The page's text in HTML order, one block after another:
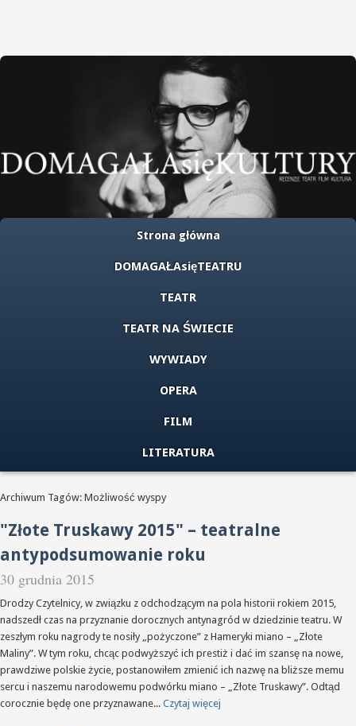
Strona główna
DOMAGAŁAsięTEATRU
TEATR
TEATR NA ŚWIECIE
WYWIADY
OPERA
FILM
LITERATURA
Archiwum Tagów: Możliwość wyspy
"Złote Truskawy 2015" – teatralne
antypodsumowanie roku
30 grudnia 2015
Drodzy Czytelnicy, w związku z odchodzącym na pola historii rokiem 2015,
nadszedł czas na przyznanie dorocznych antynagród w dziedzinie teatru. W
zeszłym roku nagrody te nosiły „pożyczone” z Hameryki miano – „Złote
Maliny”. W tym roku, chcąc podwyższyć ich prestiż i dać im szansę na nowe,
prawdziwe polskie życie, postanowiłem zmienić ich nazwę na bliższe memu
sercu i naszemu narodowemu podwórku miano – „Złote Truskawy”. Odtąd
corocznie będę one przyznawane... Czytaj więcej